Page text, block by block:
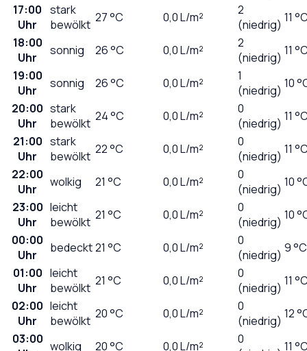
17:00
Uhr
stark
bewölkt 27°C 0,0L/m²
2
(niedrig) 11
18:00
Uhr
sonnig 26°C 0,0L/m²
2
(niedrig) 11
19:00
Uhr
sonnig 26°C 0,0L/m²
1
(niedrig) 10
20:00
Uhr
stark
bewölkt 24°C 0,0L/m²
0
(niedrig) 11
21:00
Uhr
stark
bewölkt 22°C 0,0L/m²
0
(niedrig) 11
22:00
Uhr
wolkig 21 °C 0,0L/m²
0
(niedrig) 10
23:00
Uhr
leicht
bewölkt 21 °C 0,0L/m²
0
(niedrig) 10
00:00
Uhr
bedeckt21 °C 0,0L/m²
0
(niedrig) 9 °C
01:00
Uhr
leicht
bewölkt 21 °C 0,0L/m²
0
(niedrig) 11
02:00
Uhr
leicht
bewölkt 20°C 0,0L/m²
0
(niedrig) 12
03:00 wolkig 20°C 0,0L/m²
0
11